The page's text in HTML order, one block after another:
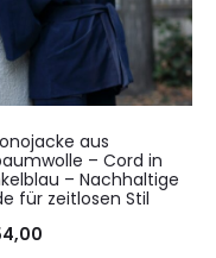
aus
– Cord in
– Nachhaltige
für zeitlosen Stil